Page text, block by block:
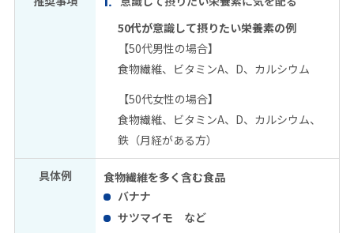
50代が意識して摂りたい栄養素の例
【50代男性の場合】
食物繊維、ビタミンA、D、カルシウム
【50代女性の場合】
食物繊維、ビタミンA、D、カルシウム、
鉄（月経がある方）
具体例
食物繊維を多く含む食品
バナナ
サツマイモ など